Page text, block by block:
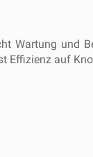
Wartung und
Effizienz auf